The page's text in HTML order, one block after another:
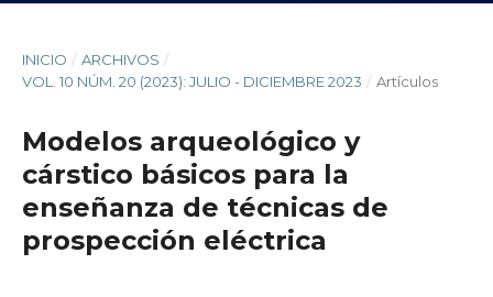
INICIO / ARCHIVOS /
VOL. 10 NÚM. 20 (2023): JULIO - DICIEMBRE 2023 / Artículos
Modelos arqueológico y
cárstico básicos para la
enseñanza de técnicas de
prospección eléctrica